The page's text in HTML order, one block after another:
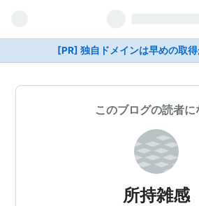
[PR] 独自ドメインは早めの取得
このブログの読者に
所持雑感